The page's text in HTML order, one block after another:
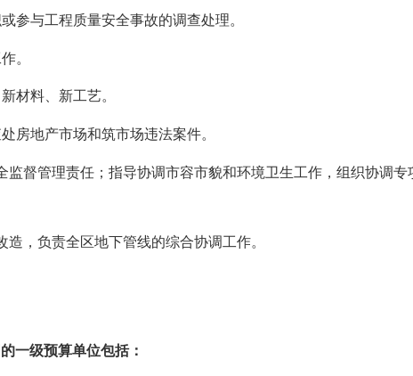
参与工程质量安全事故的调查处理。
。
材料、新工艺。
房地产市场和筑市场违法案件。
督管理责任；指导协调市容市貌和环境卫生工作，组织协调专
，负责全区地下管线的综合协调工作。
一级预算单位包括：